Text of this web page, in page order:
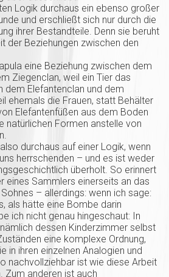
Logik durchaus ein ebenso großer
und erschließt sich nur durch die
ihrer Bestandteile. Denn sie beruht
der Beziehungen zwischen den
eine Beziehung zwischen dem
Ziegenclan, weil ein Tier das
dem Elefantenclan und dem
ehemals die Frauen, statt Behälter
Elefantenfüßen aus dem Boden
natürlichen Formen anstelle von
durchaus auf einer Logik, wenn
herrschenden – und es ist weder
überholt. So erinnert
eines Sammlers einerseits an das
– allerdings: wenn ich sage:
als hätte eine Bombe darin
ich nicht genau hingeschaut: In
dessen Kinderzimmer selbst
eine komplexe Ordnung,
in ihren einzelnen Analogien und
nachvollziehbar ist wie diese Arbeit
Zum anderen ist auch